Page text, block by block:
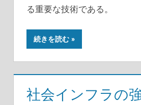
る重要な技術である。
続きを読む
社会インフラの